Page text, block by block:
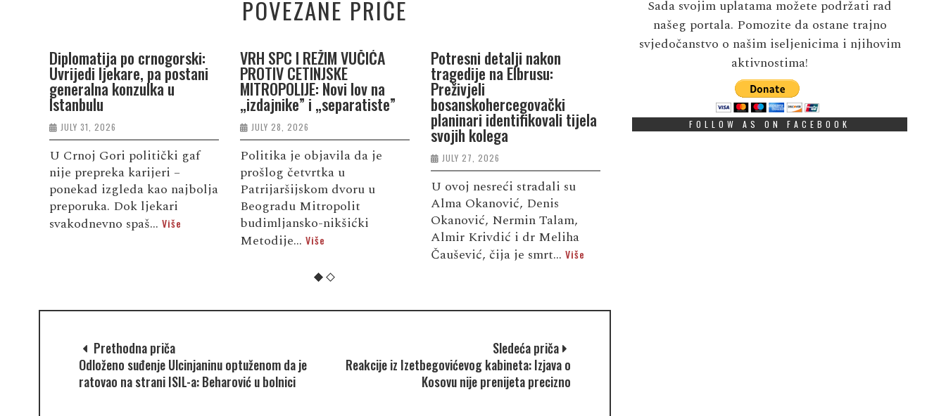
POVEZANE PRIČE
Diplomatija po crnogorski:
Uvrijedi ljekare, pa postani
generalna konzulka u
Istanbulu
JULY 31, 2026
U Crnoj Gori politički gaf
nije prepreka karijeri –
ponekad izgleda kao najbolja
preporuka. Dok ljekari
svakodnevno spaš... Više
VRH SPC I REŽIM VUČIĆA
PROTIV CETINJSKE
MITROPOLIJE: Novi lov na
„izdajnike” i „separatiste”
JULY 28, 2026
Politika je objavila da je
prošlog četvrtka u
Patrijaršijskom dvoru u
Beogradu Mitropolit
budimljansko-nikšićki
Metodije... Više
Potresni detalji nakon
tragedije na Elbrusu:
Preživjeli
bosanskohercegovački
planinari identifikovali tijela
svojih kolega
JULY 27, 2026
U ovoj nesreći stradali su
Alma Okanović, Denis
Okanović, Nermin Talam,
Almir Krivdić i dr Meliha
Čaušević, čija je smrt... Više
Tramp uvodi ograničenje
trajanja studentskih,
razmjenskih i novinarskih
Milatović povodom
čine boljom
JULY 10, 2026
Prethodna priča
Odloženo suđenje Ulcinjaninu optuženom da je
ratovao na strani ISIL-a: Beharović u bolnici
Sledeća priča
Reakcije iz Izetbegovićevog kabineta: Izjava o
Kosovu nije prenijeta precizno
Sada svojim uplatama možete podržati rad
našeg portala. Pomozite da ostane trajno
svjedočanstvo o našim iseljenicima i njihovim
aktivnostima!
FOLLOW AS ON FACEBOOK